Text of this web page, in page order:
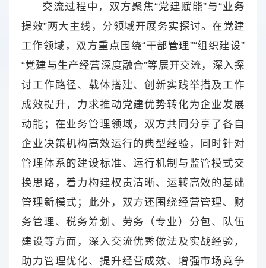
交流过程中，双方聚焦“党建赋能”与“业务
提效”两大主线，分领域开展务实探讨。在党建
工作领域，双方重点围绕“干部管理”“组织建设”
“党建与生产经营深度融合”等展开交流，深入探
讨工作路径、载体搭建、创新实践举措及工作
成效提升，力求推动党建优势转化为企业发展
动能；在业务管理领域，双方共同分享了各自
企业决策机构高效运行的典型经验，同时针对
管理体系的建设标准、运行机制与监管模式交
换思路，着力构建权责清晰、运转高效的基础
管理新模式；此外，双方还围绕经营管理、财
务管理、税务筹划、劳务（专业）分包、队伍
建设等方面，深入交流优秀做法及实战经验，
助力管理优化、提升经营成效、增强市场竞争